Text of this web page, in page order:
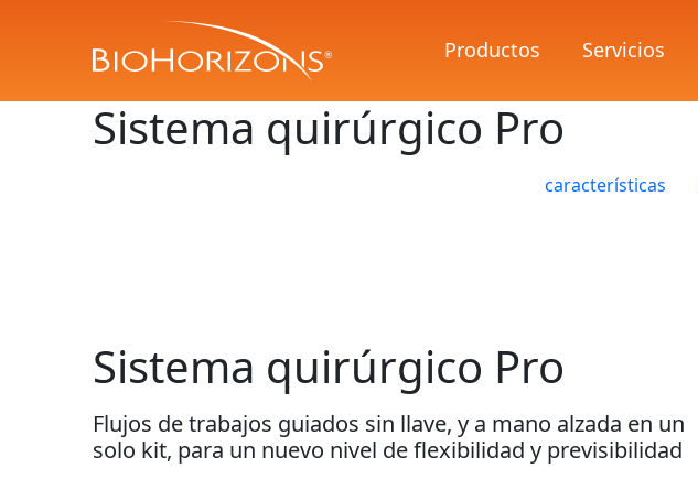
Productos Servicios
Sistema quirúrgico Pro
características
Sistema quirúrgico Pro
Flujos de trabajos guiados sin llave, y a mano alzada en un
solo kit, para un nuevo nivel de flexibilidad y previsibilidad